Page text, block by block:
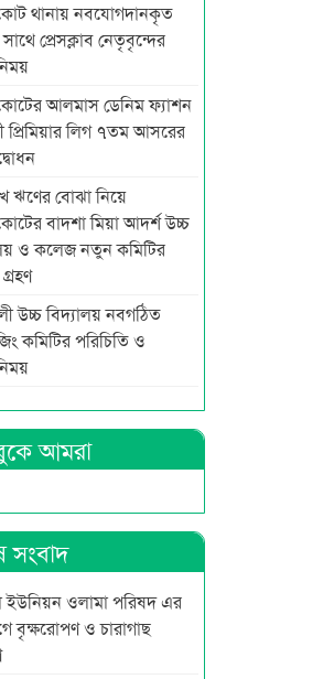
থানায় নবযোগদানকৃত
প্রেসক্লাব নেতৃবৃন্দের
আলমাস ডেনিম ফ্যাশন
প্রিমিয়ার লিগ ৭তম আসরের
ঋণের বোঝা নিয়ে
বাদশা মিয়া আদর্শ উচ্চ
ও কলেজ নতুন কমিটির
উচ্চ বিদ্যালয় নবগঠিত
কমিটির পরিচিতি ও
আমরা
সংবাদ
ইউনিয়ন ওলামা পরিষদ এর
বৃক্ষরোপণ ও চারাগাছ